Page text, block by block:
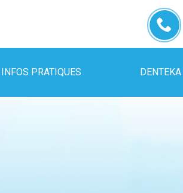
INFOS PRATIQUES